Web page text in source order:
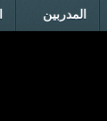
المدربين